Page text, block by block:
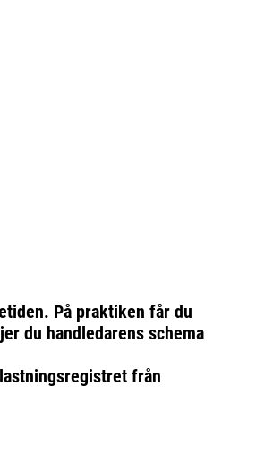
På praktiken får du
du handledarens schema
från